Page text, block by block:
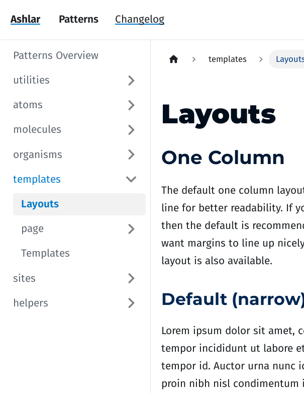
Ashlar Patterns Changelog
Patterns Overview
utilities
atoms
molecules
organisms
templates
Layouts
page
Templates
sites
helpers
templates
Layouts
One Column
The default one column
line for better readability. If
then the default is
want margins to line up
layout is also available.
Default
Lorem ipsum dolor sit amet,
tempor incididunt ut labore
tempor id. Auctor urna nunc
proin nibh nisl condimentum